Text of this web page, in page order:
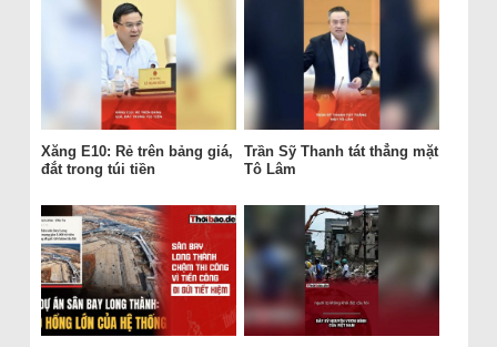
Xăng E10: Rẻ trên bảng giá,
đắt trong túi tiền
Trần Sỹ Thanh tát thẳng mặt
Tô Lâm